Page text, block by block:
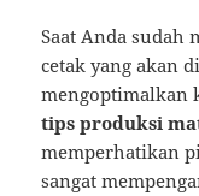
Saat Anda sudah
cetak yang akan
mengoptimalkan
tips produksi
memperhatikan
sangat